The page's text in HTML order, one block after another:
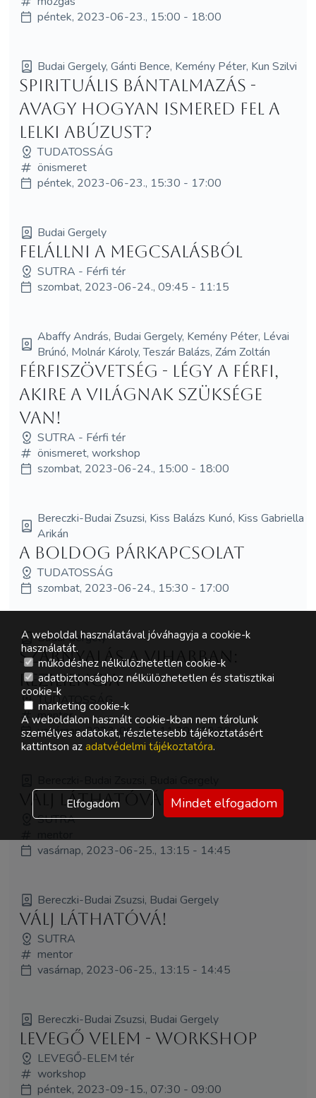
péntek, 2023-06-23., 15:00 - 18:00
Budai Gergely, Gánti Bence, Kemény Péter, Kun Szilvi
Spirituális bántalmazás -
avagy hogyan ismered fel a
lelki abúzust?
TUDATOSSÁG
önismeret
péntek, 2023-06-23., 15:30 - 17:00
Budai Gergely
Felállni a megcsalásból
SUTRA - Férfi tér
szombat, 2023-06-24., 09:45 - 11:15
Abaffy András, Budai Gergely, Kemény Péter, Lévai
Brúnó, Molnár Károly, Teszár Balázs, Zám Zoltán
Férfiszövetség - Légy a Férfi,
akire a világnak szüksége
van!
SUTRA - Férfi tér
önismeret, workshop
szombat, 2023-06-24., 15:00 - 18:00
Bereczki-Budai Zsuzsi, Kiss Balázs Kunó, Kiss Gabriella
Arikán
A boldog párkapcsolat
TUDATOSSÁG
szombat, 2023-06-24., 15:30 - 17:00
Budai Gergely
Szárnyalás a viharban:
Reziliencia
TUDATOSSÁG
mentor
vasárnap, 2023-06-25., 11:30 - 12:30
Válj láthatóvá!
SUTRA
vasárnap, 2023-06-25., 13:15 - 14:45
Bereczki-Budai Zsuzsi, Budai Gergely
Válj láthatóvá!
SUTRA
mentor
vasárnap, 2023-06-25., 13:15 - 14:45
Bereczki-Budai Zsuzsi, Budai Gergely
Levegő VElem - WORKSHOP
LEVEGŐ-ELEM tér
workshop
péntek, 2023-09-15., 07:30 - 09:00
A weboldal használatával jóváhagyja a cookie-k
használatát.
működéshez nélkülözhetetlen cookie-k
adatbiztonsághoz nélkülözhetetlen és statisztikai
cookie-k
marketing cookie-k
A weboldalon használt cookie-kban nem tárolunk
személyes adatokat, részletesebb tájékoztatásért
kattintson az adatvédelmi tájékoztatóra.
Elfogadom Mindet elfogadom